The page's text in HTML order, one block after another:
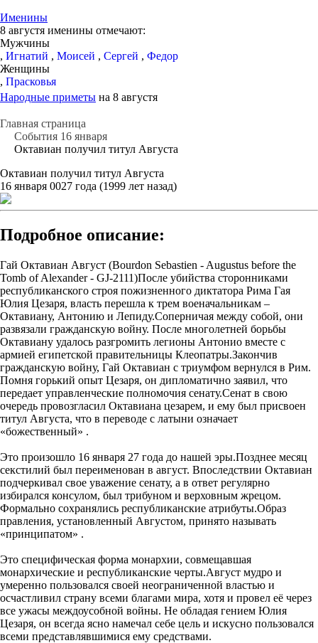
Именины
8 августя именины отмечают:
Мужчины
, Игнатий , Моисей , Сергей , Федор
Женщины
, Прасковья
Народные приметы на 8 августя
Главная страница
События 16 января
Октавиан получил титул Августа
Октавиан получил титул Августа
16 января 0027 года (1999 лет назад)
Подробное описание:
Гай Октавиан Август (Bourdon Sebastien - Augustus before the
Tomb of Alexander - GJ-2111)После убийства сторонниками
республиканского строя пожизненного диктатора Рима Гая
Юлия Цезаря, власть перешла к трем военачальникам –
Октавиану, Антонию и Лепиду.Соперничая между собой, они
развязали гражданскую войну. После многолетней борьбы
Октавиану удалось разгромить легионы Антонио вместе с
армией египетской правительницы Клеопатры.Закончив
гражданскую войну, Гай Октавиан с триумфом вернулся в Рим.
Помня горький опыт Цезаря, он дипломатично заявил, что
передает управленческие полномочия сенату.Сенат в свою
очередь провозгласил Октавиана цезарем, и ему был присвоен
титул Августа, что в переводе с латыни означает
«божественный» .
Это произошло 16 января 27 года до нашей эры.Позднее месяц
секстилий был переименован в август. Впоследствии Октавиан
подчеркивал свое уважение сенату, а в ответ регулярно
избирался консулом, был трибуном и верховным жрецом.
Формально сохранялись республиканские атрибуты.Образ
правления, установленный Августом, принято называть
«принципатом» .
Это специфическая форма монархии, совмещавшая
монархические и республиканские черты.Август мудро и
умеренно пользовался своей неограниченной властью и
осчастливил страну всеми благами мира, хотя и провел её через
все ужасы междоусобной войны. Не обладая гением Юлия
Цезаря, он всегда ясно намечал себе цель и искусно пользовался
всеми представлявшимися ему средствами.